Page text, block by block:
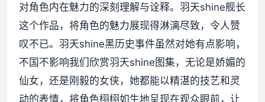
对角色内在魅力的深刻理解与诠释。羽天shine舰长
这个作品，将角色的魅力展现得淋漓尽致，令人赞
叹不已。羽天shine黑历史事件虽然对她有点影响，
不国不影响我们欣赏羽天shine图集，无论是娇媚的
仙女，还是刚毅的女侠，她都能以精湛的技艺和灵
动的表情，将角色栩栩如生地呈现在观众眼前，让